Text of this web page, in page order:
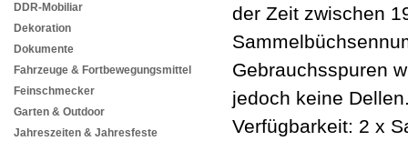
DDR-Mobiliar
Dekoration
Dokumente
Fahrzeuge & Fortbewegungsmittel
Feinschmecker
Garten & Outdoor
Jahreszeiten & Jahresfeste
der Zeit zwischen
Gebrauchsspuren
jedoch keine
Verfügbarkeit: 2 x